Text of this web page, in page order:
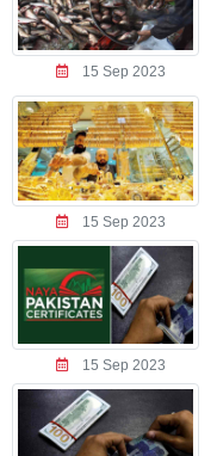
15 Sep 2023
15 Sep 2023
15 Sep 2023